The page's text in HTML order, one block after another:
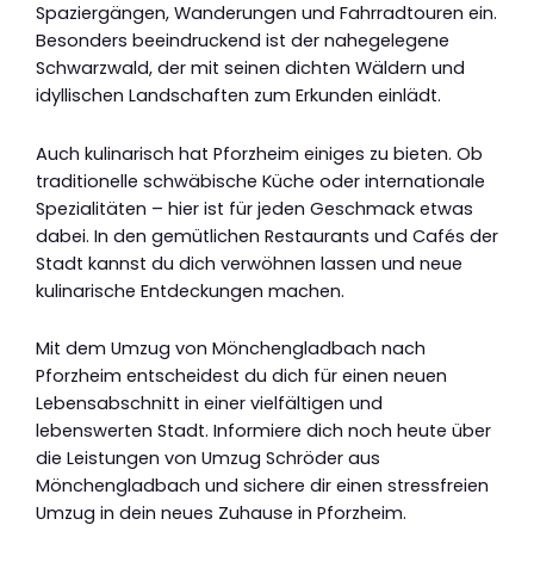
Spaziergängen, Wanderungen und Fahrradtouren ein.
Besonders beeindruckend ist der nahegelegene
Schwarzwald, der mit seinen dichten Wäldern und
idyllischen Landschaften zum Erkunden einlädt.
Auch kulinarisch hat Pforzheim einiges zu bieten. Ob
traditionelle schwäbische Küche oder internationale
Spezialitäten – hier ist für jeden Geschmack etwas
dabei. In den gemütlichen Restaurants und Cafés der
Stadt kannst du dich verwöhnen lassen und neue
kulinarische Entdeckungen machen.
Mit dem Umzug von Mönchengladbach nach
Pforzheim entscheidest du dich für einen neuen
Lebensabschnitt in einer vielfältigen und
lebenswerten Stadt. Informiere dich noch heute über
die Leistungen von Umzug Schröder aus
Mönchengladbach und sichere dir einen stressfreien
Umzug in dein neues Zuhause in Pforzheim.